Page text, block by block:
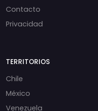
Contacto
Privacidad
TERRITORIOS
Chile
México
Venezuela